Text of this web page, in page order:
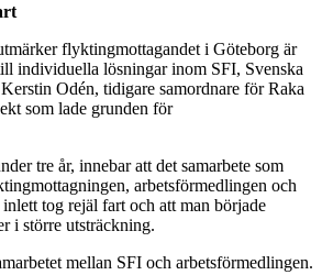
flyktingmottagandet i Göteborg är
individuella lösningar inom SFI, Svenska
Odén, tidigare samordnare för Raka
som lade grunden för
tre år, innebar att det samarbete som
arbetsförmedlingen och
tog rejäl fart och att man började
i större utsträckning.
mellan SFI och arbetsförmedlingen.